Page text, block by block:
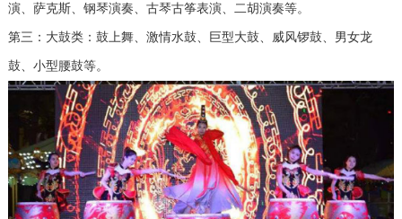
演、萨克斯、钢琴演奏、古琴古筝表演、二胡演奏等。
第三：大鼓类：鼓上舞、激情水鼓、巨型大鼓、威风锣鼓、男女龙
鼓、小型腰鼓等。